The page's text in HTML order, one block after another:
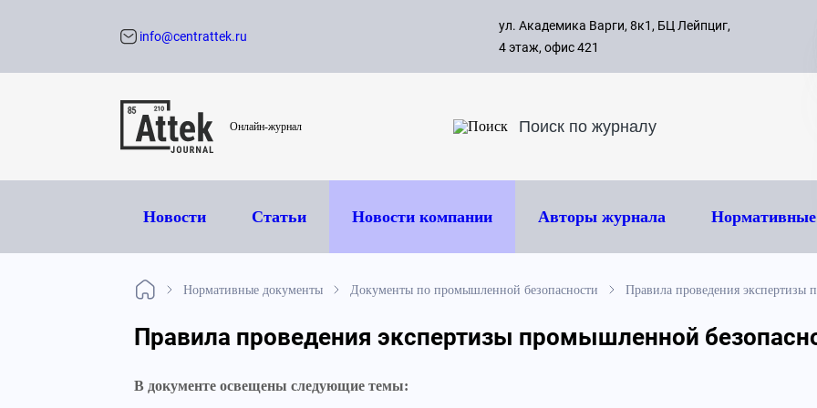
с 09:00
8 495
info@centrattek.ru
ул. Академика Варги, 8к1, БЦ Лейпциг,
4 этаж, офис 421
Онлайн-журнал
Новости Статьи Новости компании Авторы журнала
Нормативные документы Документы по промышленной безопасности Правила проведения
Правила проведения экспертизы промышленной
В документе освещены следующие темы: